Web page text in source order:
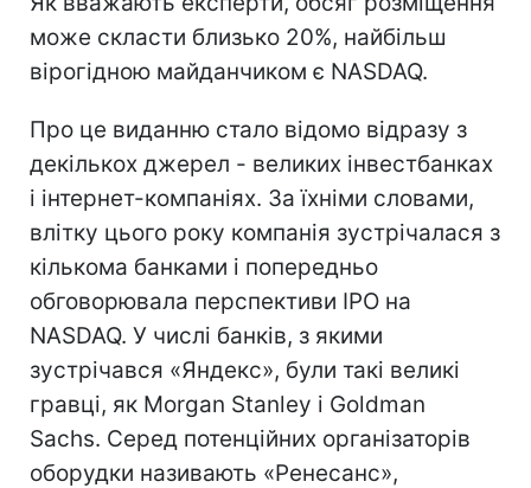
може скласти близько 20%, найбільш
вірогідною майданчиком є NASDAQ.
Про це виданню стало відомо відразу з
декількох джерел - великих інвестбанках
і інтернет-компаніях. За їхніми словами,
влітку цього року компанія зустрічалася з
кількома банками і попередньо
обговорювала перспективи IPO на
NASDAQ. У числі банків, з якими
зустрічався «Яндекс», були такі великі
гравці, як Morgan Stanley і Goldman
Sachs. Серед потенційних організаторів
оборудки називають «Ренесанс»,